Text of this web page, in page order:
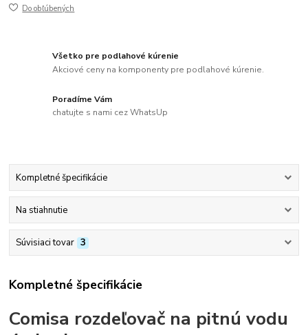
Do obľúbených
Všetko pre podlahové kúrenie
Akciové ceny na komponenty pre podlahové kúrenie.
Poradíme Vám
chatujte s nami cez WhatsUp
Kompletné špecifikácie
Na stiahnutie
Súvisiaci tovar 3
Kompletné špecifikácie
Comisa rozdeľovač na pitnú vodu